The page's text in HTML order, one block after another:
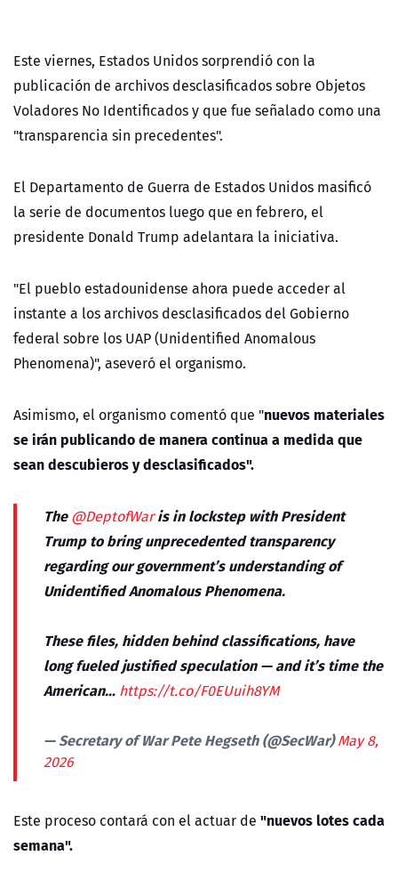
Este viernes, Estados Unidos sorprendió con la
publicación de archivos desclasificados sobre Objetos
Voladores No Identificados y que fue señalado como una
"transparencia sin precedentes".
El Departamento de Guerra de Estados Unidos masificó
la serie de documentos luego que en febrero, el
presidente Donald Trump adelantara la iniciativa.
"El pueblo estadounidense ahora puede acceder al
instante a los archivos desclasificados del Gobierno
federal sobre los UAP (Unidentified Anomalous
Phenomena)", aseveró el organismo.
Asimismo, el organismo comentó que "nuevos materiales
se irán publicando de manera continua a medida que
sean descubieros y desclasificados".
The@DeptofWaris in lockstep with President
Trump to bring unprecedented transparency
regarding our government’s understanding of
Unidentified Anomalous Phenomena.
These files, hidden behind classifications, have
long fueled justified speculation — and it’s time the
American… https://t.co/F0EUuih8YM
— Secretary of War Pete Hegseth (@SecWar)May 8,
2026
Este proceso contará con el actuar de "nuevos lotes cada
semana".